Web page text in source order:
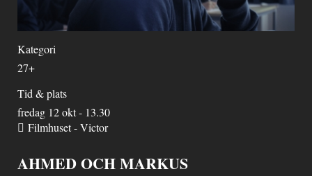
Kategori
27+
Tid & plats
fredag 12 okt - 13.30
Filmhuset - Victor
AHMED OCH MARKUS